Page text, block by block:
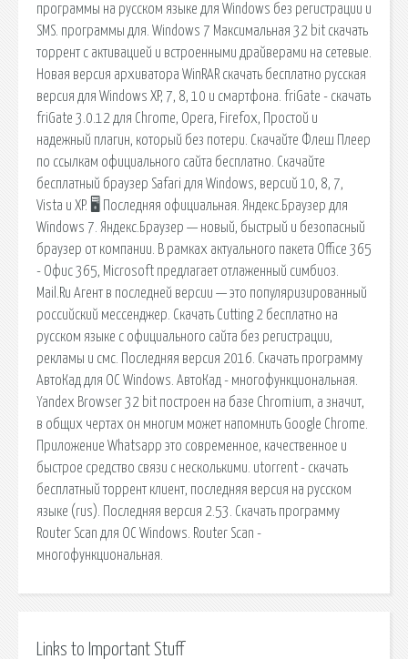
программы на русском языке для Windows без регистрации и
SMS. программы для. Windows 7 Максимальная 32 bit скачать
торрент с активацией и встроенными драйверами на сетевые.
Новая версия архиватора WinRAR скачать бесплатно русская
версия для Windows XP, 7, 8, 10 и смартфона. friGate - скачать
friGate 3.0.12 для Chrome, Opera, Firefox, Простой и
надежный плагин, который без потери. Скачайте Флеш Плеер
по ссылкам официального сайта бесплатно. Скачайте
бесплатный браузер Safari для Windows, версий 10, 8, 7,
Vista и XP. 🖥 Последняя официальная. Яндекс.Браузер для
Windows 7. Яндекс.Браузер — новый, быстрый и безопасный
браузер от компании. В рамках актуального пакета Office 365
- Офис 365, Microsoft предлагает отлаженный симбиоз.
Mail.Ru Агент в последней версии — это популяризированный
российский мессенджер. Скачать Cutting 2 бесплатно на
русском языке с официального сайта без регистрации,
рекламы и смс. Последняя версия 2016. Скачать программу
АвтоКад для ОС Windows. АвтоКад - многофункциональная.
Yandex Browser 32 bit построен на базе Chromium, а значит,
в общих чертах он многим может напомнить Google Chrome.
Приложение Whatsapp это современное, качественное и
быстрое средство связи с несколькими. utorrent - скачать
бесплатный торрент клиент, последняя версия на русском
языке (rus). Последняя версия 2.53. Скачать программу
Router Scan для ОС Windows. Router Scan -
многофункциональная.
Links to Important Stuff